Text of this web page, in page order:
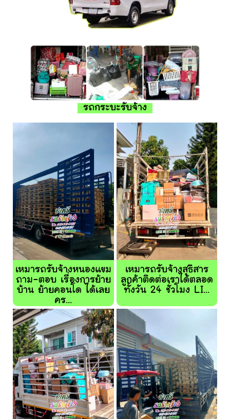
รถกระบะรับจ้าง
เหมารถรับจ้างหนองแขม
ถาม-ตอบ เรื่องการย้าย
บ้าน ย้ายคอนโด ได้เลย
คร...
เหมารถรับจ้างสุธิสาร
ลูกค้าติดต่อเราได้ตลอด
ทั้งวัน 24 ชั่วโมง LI...